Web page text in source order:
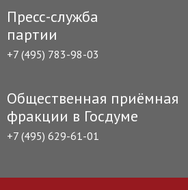
Пресс-служба
партии
+7 (495) 783-98-03
Общественная приёмная
фракции в Госдуме
+7 (495) 629-61-01